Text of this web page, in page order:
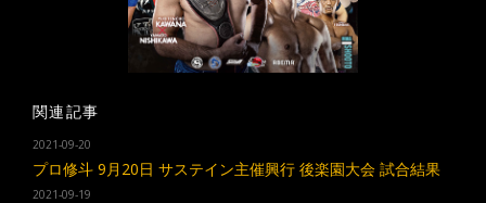
関連記事
2021-09-20
プロ修斗 9月20日 サステイン主催興行 後楽園大会 試合結果
2021-09-19